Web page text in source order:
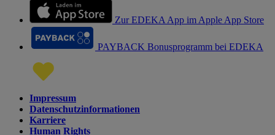
Zur EDEKA App im Apple App Store
PAYBACK Bonusprogramm bei EDEKA
Impressum
Datenschutzinformationen
Karriere
Human Rights